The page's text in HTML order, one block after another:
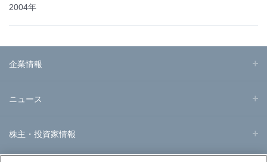
2004年
企業情報
ニュース
株主・投資家情報